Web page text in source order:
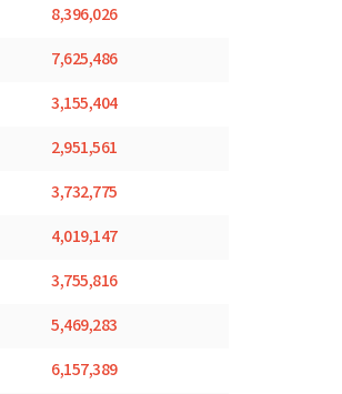
8,396,026
7,625,486
3,155,404
2,951,561
3,732,775
4,019,147
3,755,816
5,469,283
6,157,389